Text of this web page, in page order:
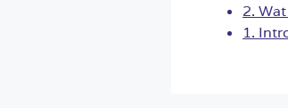
2.
1.